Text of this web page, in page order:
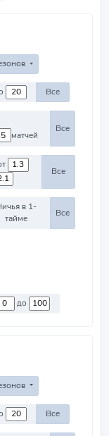
Все
матчей
Все
от
Все
в 1-
тайме
Все
до
Все